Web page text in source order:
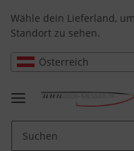
Wähle dein Lieferland,
Standort zu sehen.
Österreich